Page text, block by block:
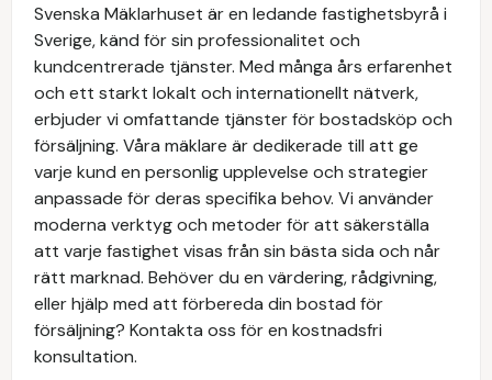
Svenska Mäklarhuset är en ledande fastighetsbyrå i
Sverige, känd för sin professionalitet och
kundcentrerade tjänster. Med många års erfarenhet
och ett starkt lokalt och internationellt nätverk,
erbjuder vi omfattande tjänster för bostadsköp och
försäljning. Våra mäklare är dedikerade till att ge
varje kund en personlig upplevelse och strategier
anpassade för deras specifika behov. Vi använder
moderna verktyg och metoder för att säkerställa
att varje fastighet visas från sin bästa sida och når
rätt marknad. Behöver du en värdering, rådgivning,
eller hjälp med att förbereda din bostad för
försäljning? Kontakta oss för en kostnadsfri
konsultation.